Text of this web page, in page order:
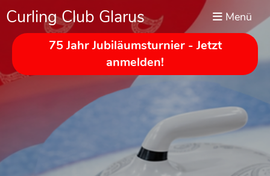
Curling Club Glarus Menü
75 Jahr Jubiläumsturnier - Jetzt
anmelden!